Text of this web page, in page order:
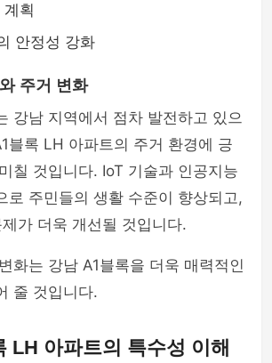
획
안정성 강화
주거 변화
강남 지역에서 점차 발전하고 있으
블록 LH 아파트의 주거 환경에 긍
칠 것입니다. IoT 기술과 인공지능
로 주민들의 생활 수준이 향상되고,
가 더욱 개선될 것입니다.
화는 강남 A1블록을 더욱 매력적인
줄 것입니다.
LH 아파트의 특수성 이해